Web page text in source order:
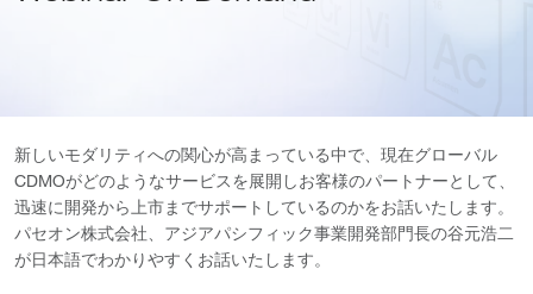
新しいモダリティへの関心が高まっている中で、現在グローバル
CDMOがどのようなサービスを展開しお客様のパートナーとして、
迅速に開発から上市までサポートしているのかをお話いたします。
パセオン株式会社、アジアパシフィック事業開発部門長の谷元浩二
が日本語でわかりやすくお話いたします。